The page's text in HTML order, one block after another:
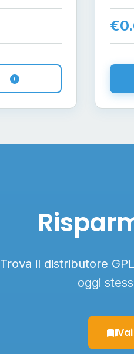
Trova il distributore
oggi